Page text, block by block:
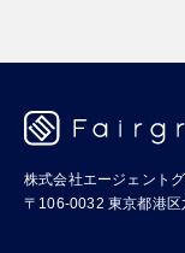
株式会社エージェント
〒106-0032 東京都港